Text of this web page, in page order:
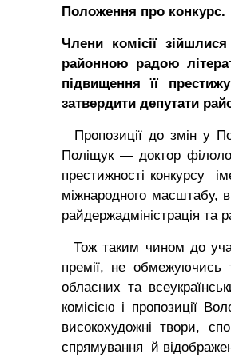
Положення про конкурс.
Члени комісії
районною радою
підвищення її
затвердити депутати
Пропозиції до змін у
Поліщук — доктор
престижності конкурсу
міжнародного масштабу,
райдержадміністрація та
Тож таким чином до
премії, не обмежуючись
обласних та
комісією і пропозиції
високохудожні твори,
спрямування й